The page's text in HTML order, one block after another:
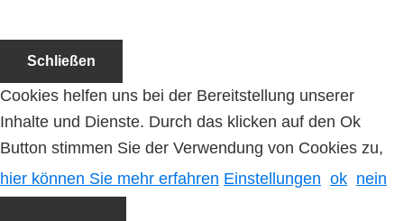
Schließen
Cookies helfen uns bei der Bereitstellung unserer
Inhalte und Dienste. Durch das klicken auf den Ok
Button stimmen Sie der Verwendung von Cookies zu,
hier können Sie mehr erfahren Einstellungen ok nein